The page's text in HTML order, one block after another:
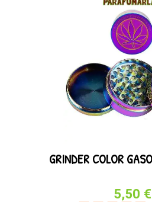
GRINDER COLOR
5,50 €